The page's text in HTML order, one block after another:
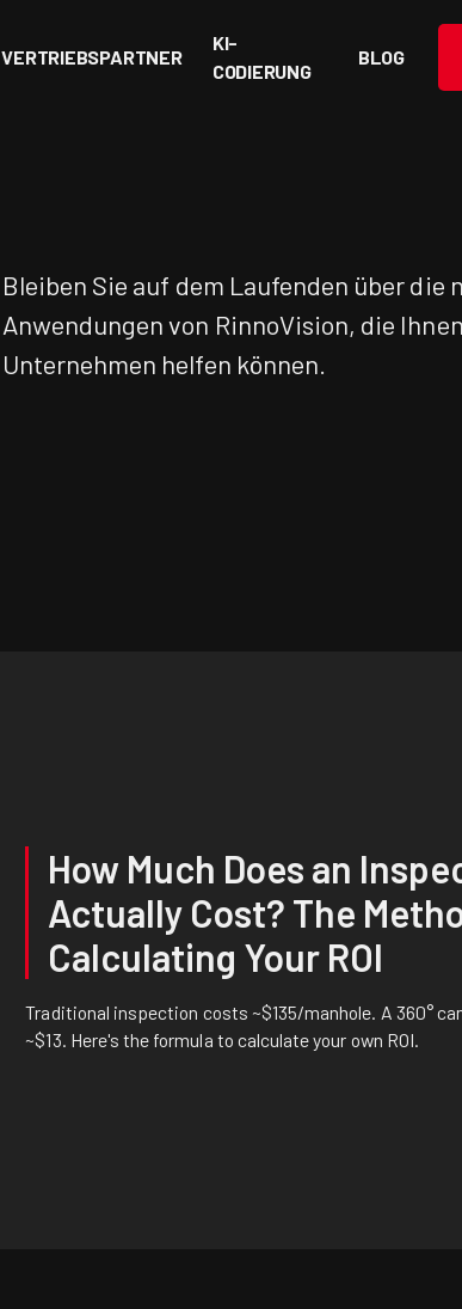
VERTRIEBSPARTNER
KI-
CODIERUNG
BLOG
Bleiben Sie auf dem Laufenden über die
Anwendungen von RinnoVision, die
Unternehmen helfen können.
How Much Does an
Actually Cost? The
Calculating Your ROI
Traditional inspection costs ~$135/manhole. A 360°
~$13. Here's the formula to calculate your own ROI.